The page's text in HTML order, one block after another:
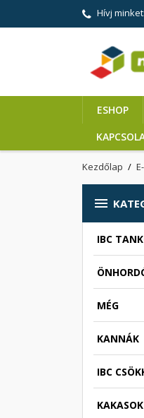
Hívj minket:
ESHOP
Kezdőlap

IBC
MÉG
KANNÁK
IBC